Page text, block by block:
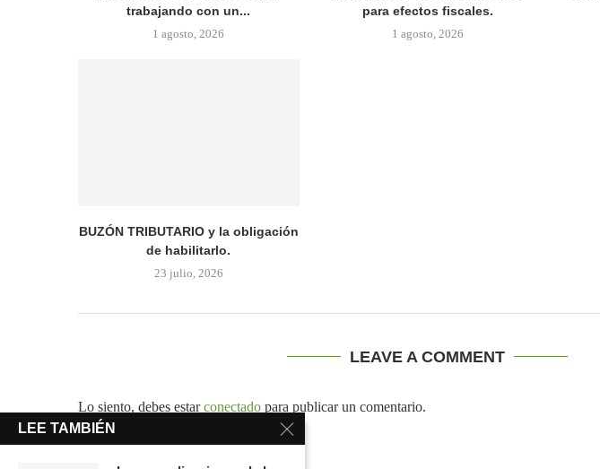
trabajando con un...
1 agosto, 2026
para efectos fiscales.
1 agosto, 2026
BUZÓN TRIBUTARIO y la obligación
de habilitarlo.
23 julio, 2026
LEAVE A COMMENT
Lo siento, debes estarconectado para publicar un comentario.
LEE TAMBIÉN